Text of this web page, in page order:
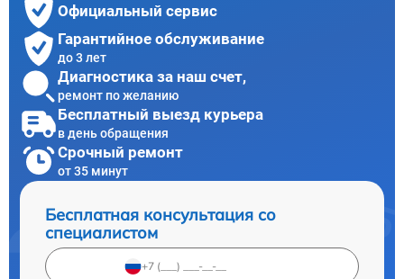
Официальный сервис
Гарантийное обслуживание
до 3 лет
Диагностика за наш счет,
ремонт по желанию
Бесплатный выезд курьера
в день обращения
Срочный ремонт
от 35 минут
Бесплатная консультация со
специалистом